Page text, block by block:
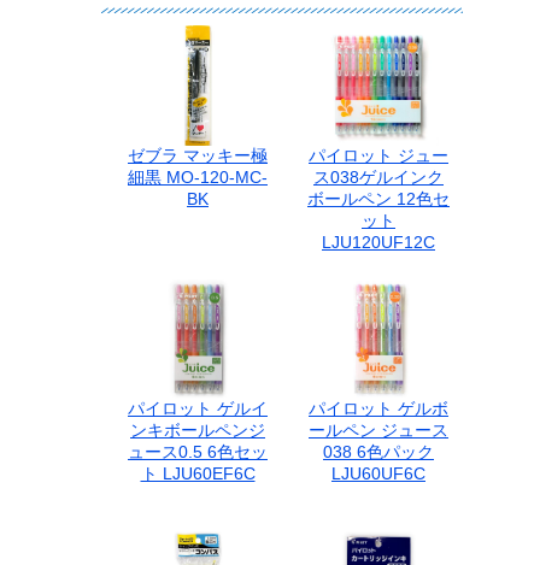
ゼブラ マッキー極
細黒 MO-120-MC-
BK
パイロット ジュー
ス038ゲルインク
ボールペン 12色セ
ット
LJU120UF12C
パイロット ゲルイ
ンキボールペンジ
ュース0.5 6色セッ
ト LJU60EF6C
パイロット ゲルボ
ールペン ジュース
038 6色パック
LJU60UF6C